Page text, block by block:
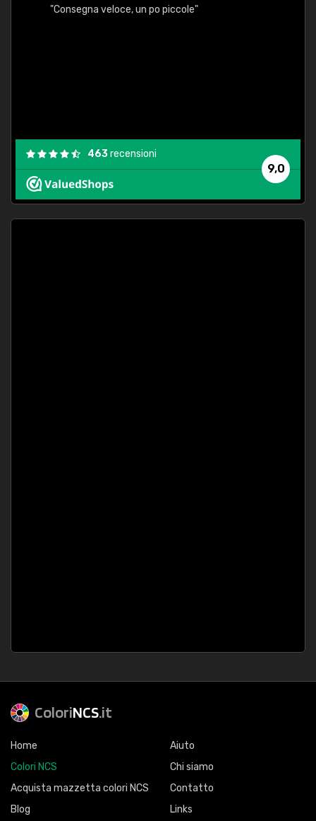
"Consegna veloce, un po piccole"
9,0
463recensioni
ColoriNCS.it
Home
Colori NCS
Acquista mazzetta colori NCS
Blog
Aiuto
Chi siamo
Contatto
Links